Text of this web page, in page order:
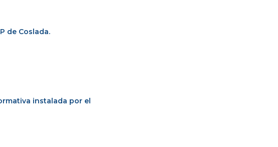
de Coslada.
instalada por el